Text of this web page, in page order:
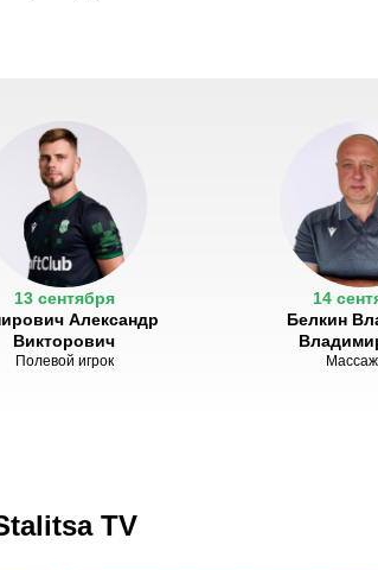
13 сентября
Александр
Викторович
Полевой игрок
14
Белкин
TV